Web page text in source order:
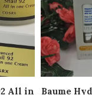
All in
Baume